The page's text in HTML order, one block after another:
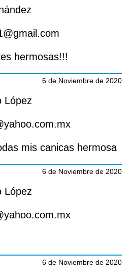
hermosas!!!
6 de Noviembre de 2020
López
mis canicas hermosa
6 de Noviembre de 2020
López
6 de Noviembre de 2020